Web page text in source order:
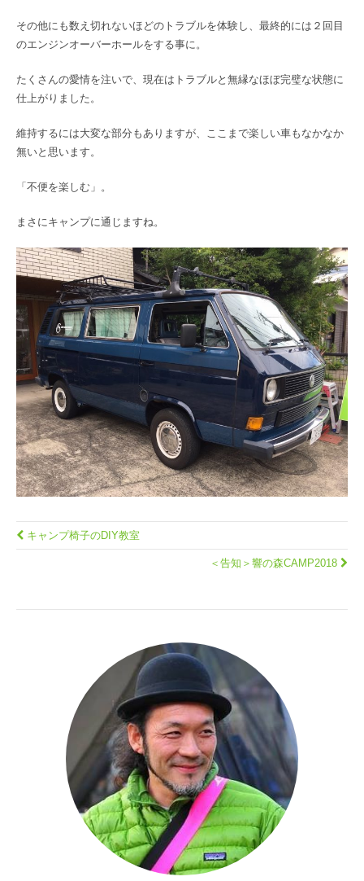
その他にも数え切れないほどのトラブルを体験し、最終的には２回目
のエンジンオーバーホールをする事に。
たくさんの愛情を注いで、現在はトラブルと無縁なほぼ完璧な状態に
仕上がりました。
維持するには大変な部分もありますが、ここまで楽しい車もなかなか
無いと思います。
「不便を楽しむ」。
まさにキャンプに通じますね。
キャンプ椅子のDIY教室
＜告知＞響の森CAMP2018